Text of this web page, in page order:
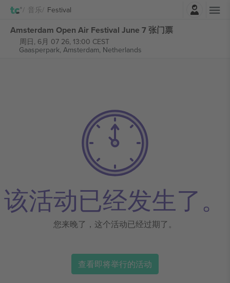
音乐 Festival
Amsterdam Open Air Festival June 7 张门票
周日, 6月 07 26, 13:00 CEST
Gaasperpark, Amsterdam, Netherlands
该活动已经发生了。
您来晚了，这个活动已经过期了。
查看即将举行的活动